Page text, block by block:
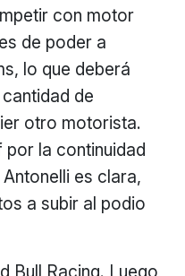
con motor
de poder a
lo que deberá
de
otro motorista.
la continuidad
es clara,
a subir al podio
Bull Racing. Luego